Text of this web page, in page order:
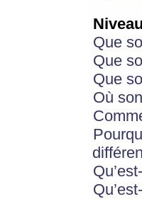
Que
Que
Que
Où